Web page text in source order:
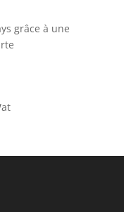
grâce à une